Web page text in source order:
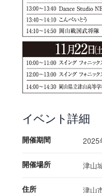
イベント詳細
開催期間 2025
開催場所 津山
住所 津山